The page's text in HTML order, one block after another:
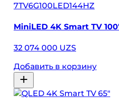
7TV6G100LED144HZ
MiniLED 4K Smart TV
32 074 000 UZS
Добавить в корзину